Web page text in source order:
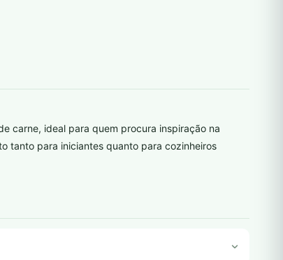
carne, ideal para quem procura inspiração na
tanto para iniciantes quanto para cozinheiros